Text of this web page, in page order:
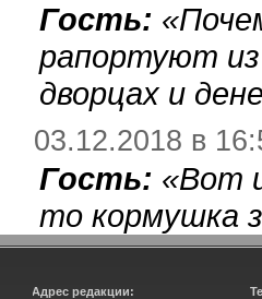
Гость: «
рапортуют из
дворцах и
03.12.2018 в
Гость: «Вот
то кормушка
Адрес редакции: